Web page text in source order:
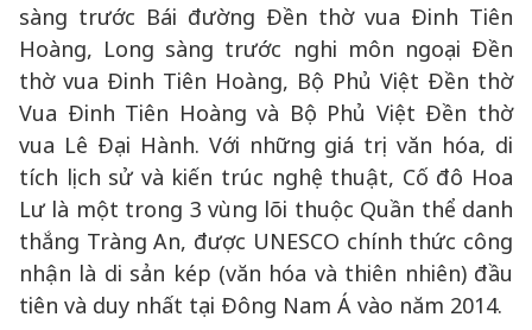
sàng trước Bái đường Đền thờ vua Đinh Tiên
Hoàng, Long sàng trước nghi môn ngoại Đền
thờ vua Đinh Tiên Hoàng, Bộ Phủ Việt Đền thờ
Vua Đinh Tiên Hoàng và Bộ Phủ Việt Đền thờ
vua Lê Đại Hành. Với những giá trị văn hóa, di
tích lịch sử và kiến trúc nghệ thuật, Cố đô Hoa
Lư là một trong 3 vùng lõi thuộc Quần thể danh
thắng Tràng An, được UNESCO chính thức công
nhận là di sản kép (văn hóa và thiên nhiên) đầu
tiên và duy nhất tại Đông Nam Á vào năm 2014.